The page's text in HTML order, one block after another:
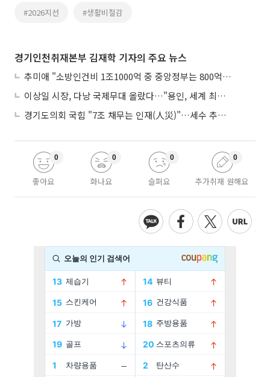
#2026지선 #생활비절감
경기인천취재본부 김재학 기자의 주요 뉴스
추미애 "소방인건비 1조1000억 중 중앙정부는 800억뿐"
이상일 시장, 다낭 국제무대 올랐다…"용인, 세계 최대 반도체 도시 된다"
경기도의회 국힘 "7조 채무는 인재(人災)"…세수 추계 조작 의혹 제기
좋아요
0
화나요
0
슬퍼요
0
추가취재 원해요
0